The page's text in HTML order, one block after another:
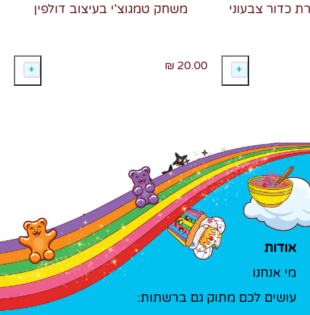
משחק טמגוצ'י בעיצוב דולפין
20.00 ₪
כדור צבעוני
אודות
מי אנחנו
עושים לכם מתוק גם ברשתות: